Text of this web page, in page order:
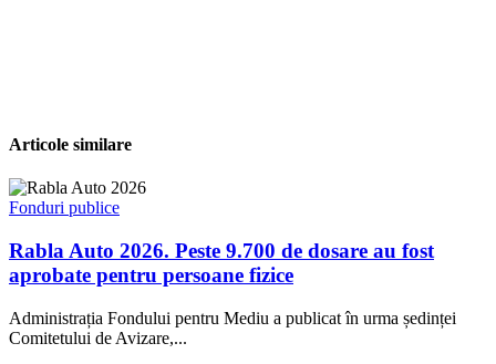
Articole similare
Fonduri publice
Rabla Auto 2026. Peste 9.700 de dosare au fost
aprobate pentru persoane fizice
Administrația Fondului pentru Mediu a publicat în urma ședinței
Comitetului de Avizare,...